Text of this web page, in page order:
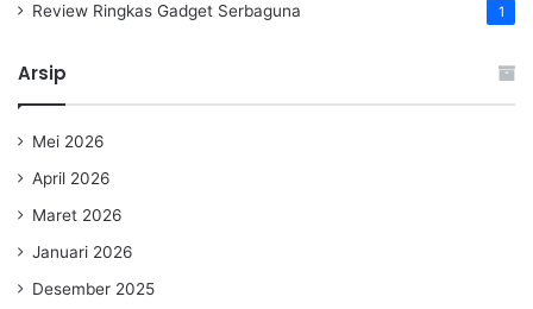
Review Ringkas Gadget Serbaguna 1
Arsip
Mei 2026
April 2026
Maret 2026
Januari 2026
Desember 2025